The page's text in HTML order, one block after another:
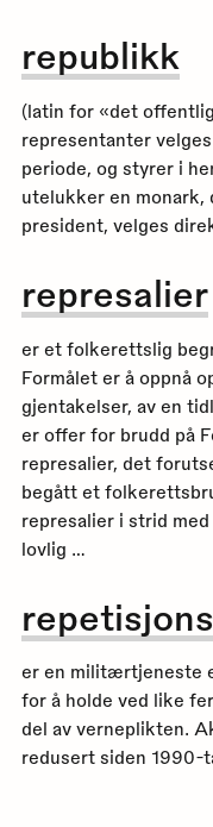
republikk
(latin for «det
representanter
periode, og styrer i
utelukker en monark,
president, velges
represalier
er et folkerettslig
Formålet er å oppnå
gjentakelser, av en
er offer for brudd på
represalier, det
begått et
represalier i strid
lovlig …
er en militærtjeneste
for å holde ved like
del av verneplikten.
redusert siden 1990-